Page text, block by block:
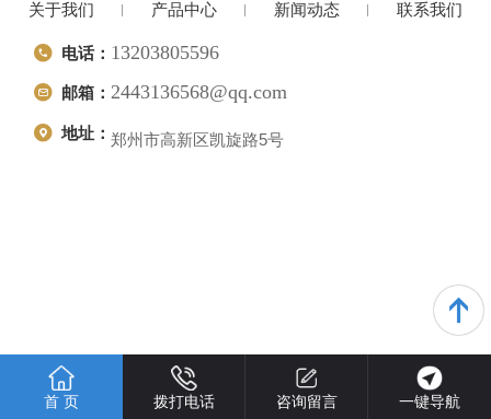
关于我们 产品中心 新闻动态 联系我们
电话： 13203805596
邮箱： 2443136568@qq.com
地址： 郑州市高新区凯旋路5号
首 页 拨打电话 咨询留言 一键导航